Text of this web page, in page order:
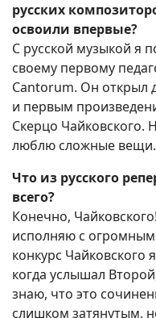
русских
освоили впервые?
С русской музыкой я
своему первому
Cantorum. Он открыл
и первым
Скерцо Чайковского.
люблю сложные вещи.
Что из русского
всего?
Конечно,
исполняю с
конкурс Чайковского
когда услышал
знаю, что это
слишком затянутым,